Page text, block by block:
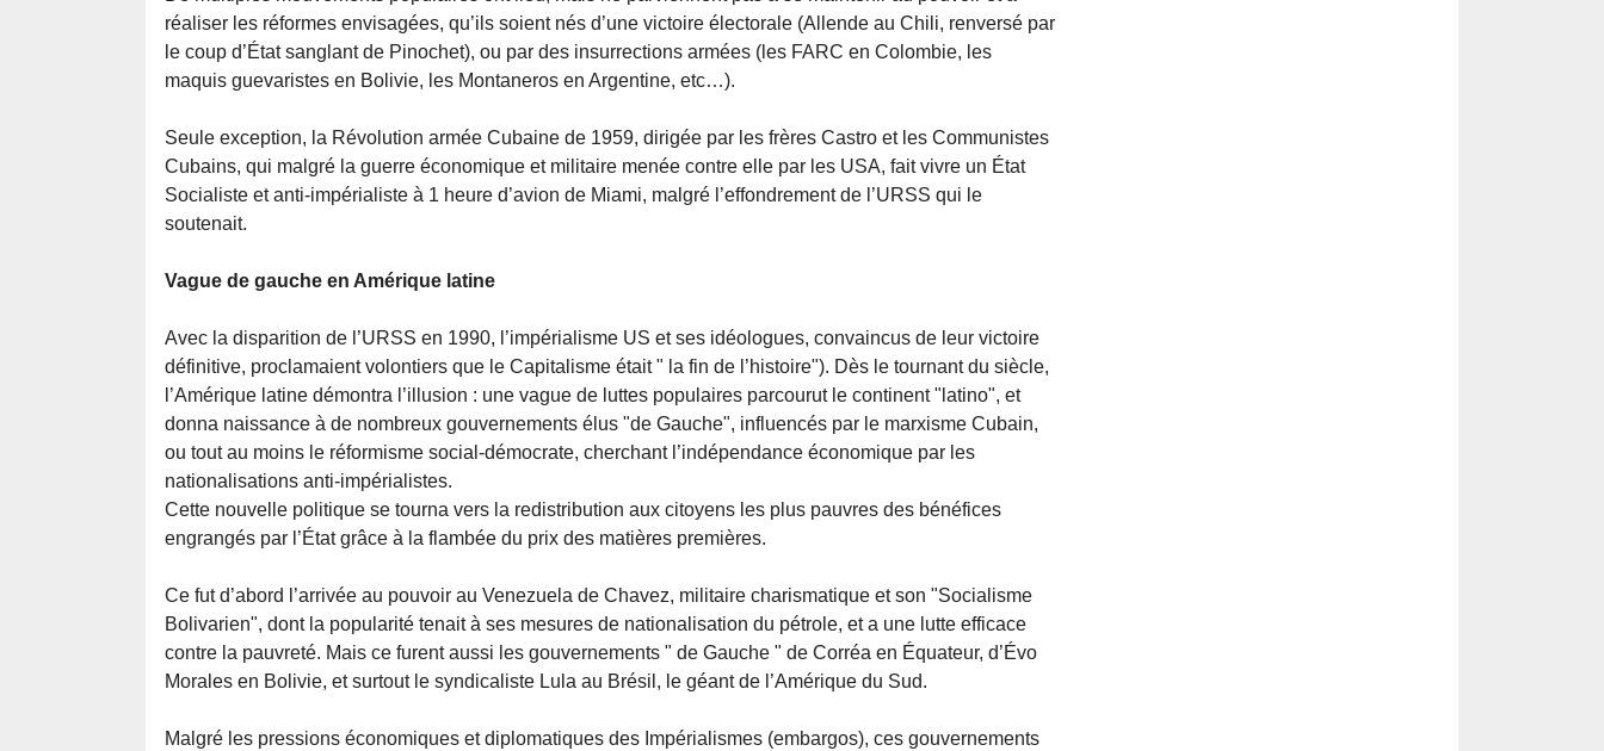
réaliser les réformes envisagées, qu’ils soient nés d’une victoire électorale (Allende au Chili, renversé par
le coup d’État sanglant de Pinochet), ou par des insurrections armées (les FARC en Colombie, les
maquis guevaristes en Bolivie, les Montaneros en Argentine, etc…).
Seule exception, la Révolution armée Cubaine de 1959, dirigée par les frères Castro et les Communistes
Cubains, qui malgré la guerre économique et militaire menée contre elle par les USA, fait vivre un État
Socialiste et anti-impérialiste à 1 heure d’avion de Miami, malgré l’effondrement de l’URSS qui le
soutenait.
Vague de gauche en Amérique latine
Avec la disparition de l’URSS en 1990, l’impérialisme US et ses idéologues, convaincus de leur victoire
définitive, proclamaient volontiers que le Capitalisme était " la fin de l’histoire"). Dès le tournant du siècle,
l’Amérique latine démontra l’illusion : une vague de luttes populaires parcourut le continent "latino", et
donna naissance à de nombreux gouvernements élus "de Gauche", influencés par le marxisme Cubain,
ou tout au moins le réformisme social-démocrate, cherchant l’indépendance économique par les
nationalisations anti-impérialistes.
Cette nouvelle politique se tourna vers la redistribution aux citoyens les plus pauvres des bénéfices
engrangés par l’État grâce à la flambée du prix des matières premières.
Ce fut d’abord l’arrivée au pouvoir au Venezuela de Chavez, militaire charismatique et son "Socialisme
Bolivarien", dont la popularité tenait à ses mesures de nationalisation du pétrole, et a une lutte efficace
contre la pauvreté. Mais ce furent aussi les gouvernements " de Gauche " de Corréa en Équateur, d’Évo
Morales en Bolivie, et surtout le syndicaliste Lula au Brésil, le géant de l’Amérique du Sud.
Malgré les pressions économiques et diplomatiques des Impérialismes (embargos), ces gouvernements